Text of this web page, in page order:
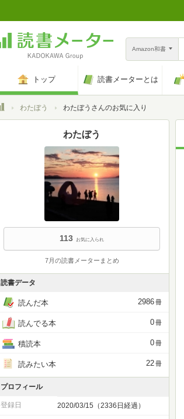
Amazon和書
トップ 読書メーターとは
トップわたぼう わたぼうさんのお気に入り
わたぼう
113 お気に入られ
7月の読書メーターまとめ
読書データ
読んだ本 2986冊
読んでる本 0冊
積読本 0冊
読みたい本 22冊
プロフィール
登録日 2020/03/15（2336日経過）